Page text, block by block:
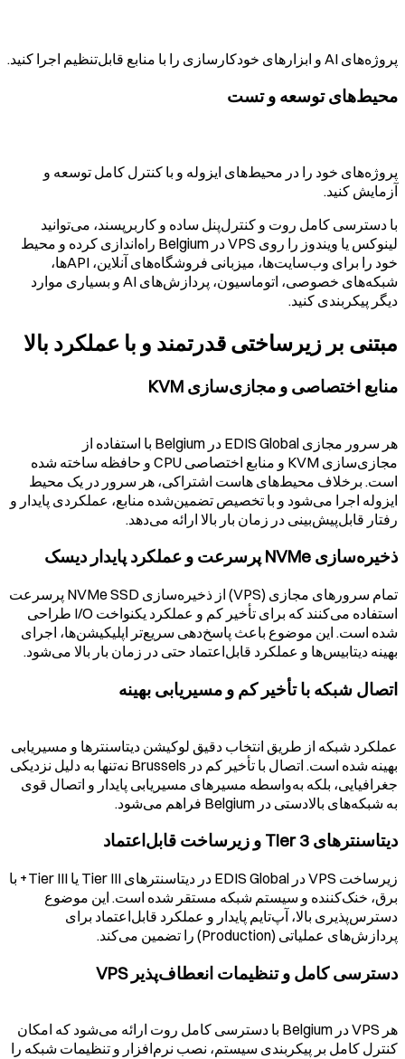
پروژه‌های AI و ابزارهای خودکارسازی را با منابع قابل‌تنظیم اجرا کنید.
محیط‌های توسعه و تست
پروژه‌های خود را در محیط‌های ایزوله و با کنترل کامل توسعه و
آزمایش کنید.
با دسترسی کامل روت و کنترل‌پنل ساده و کاربرپسند، می‌توانید
لینوکس یا ویندوز را روی VPS در
Belgium راه‌اندازی کرده و محیط
خود را برای وب‌سایت‌ها، میزبانی فروشگاه‌های آنلاین، APIها،
شبکه‌های خصوصی، اتوماسیون، پردازش‌های AI و بسیاری موارد
دیگر پیکربندی کنید.
مبتنی بر زیرساختی قدرتمند و با عملکرد بالا
منابع اختصاصی و مجازی‌سازی KVM
هر سرور مجازی EDIS Global در Belgium با استفاده از
مجازی‌سازی KVM و منابع اختصاصی CPU و حافظه ساخته شده
است. برخلاف محیط‌های هاست اشتراکی، هر سرور در یک محیط
ایزوله اجرا می‌شود و با تخصیص تضمین‌شده منابع، عملکردی پایدار و
رفتار قابل‌پیش‌بینی در زمان بار بالا ارائه می‌دهد.
ذخیره‌سازی NVMe پرسرعت و عملکرد پایدار دیسک
تمام سرورهای مجازی (VPS) از ذخیره‌سازی NVMe SSD پرسرعت
استفاده می‌کنند که برای تأخیر کم و عملکرد یکنواخت I/O طراحی
شده است. این موضوع باعث پاسخ‌دهی سریع‌تر اپلیکیشن‌ها، اجرای
بهینه دیتابیس‌ها و عملکرد قابل‌اعتماد حتی در زمان بار بالا می‌شود.
اتصال شبکه با تأخیر کم و مسیریابی بهینه
عملکرد شبکه از طریق انتخاب دقیق لوکیشن دیتاسنترها و مسیریابی
بهینه شده است. اتصال با تأخیر کم در Brussels نه‌تنها به دلیل نزدیکی
جغرافیایی، بلکه به‌واسطه مسیرهای مسیریابی پایدار و اتصال قوی
به شبکه‌های بالادستی در Belgium فراهم می‌شود.
دیتاسنترهای Tier 3 و زیرساخت قابل‌اعتماد
زیرساخت VPS در EDIS Global در دیتاسنترهای Tier III یا Tier III+ با
برق، خنک‌کننده و سیستم شبکه مستقر شده است. این موضوع
دسترس‌پذیری بالا، آپ‌تایم پایدار و عملکرد قابل‌اعتماد برای
پردازش‌های عملیاتی (Production) را تضمین می‌کند.
دسترسی کامل و تنظیمات انعطاف‌پذیر VPS
هر VPS در Belgium با دسترسی کامل روت ارائه می‌شود که امکان
کنترل کامل بر پیکربندی سیستم، نصب نرم‌افزار و تنظیمات شبکه را